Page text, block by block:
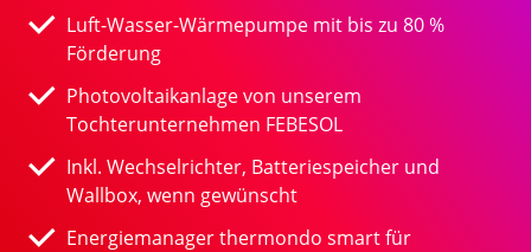
Luft-Wasser-Wärmepumpe mit bis zu 80 %
Förderung
Photovoltaikanlage von unserem
Tochterunternehmen FEBESOL
Inkl. Wechselrichter, Batteriespeicher und
Wallbox, wenn gewünscht
Energiemanager thermondo smart für